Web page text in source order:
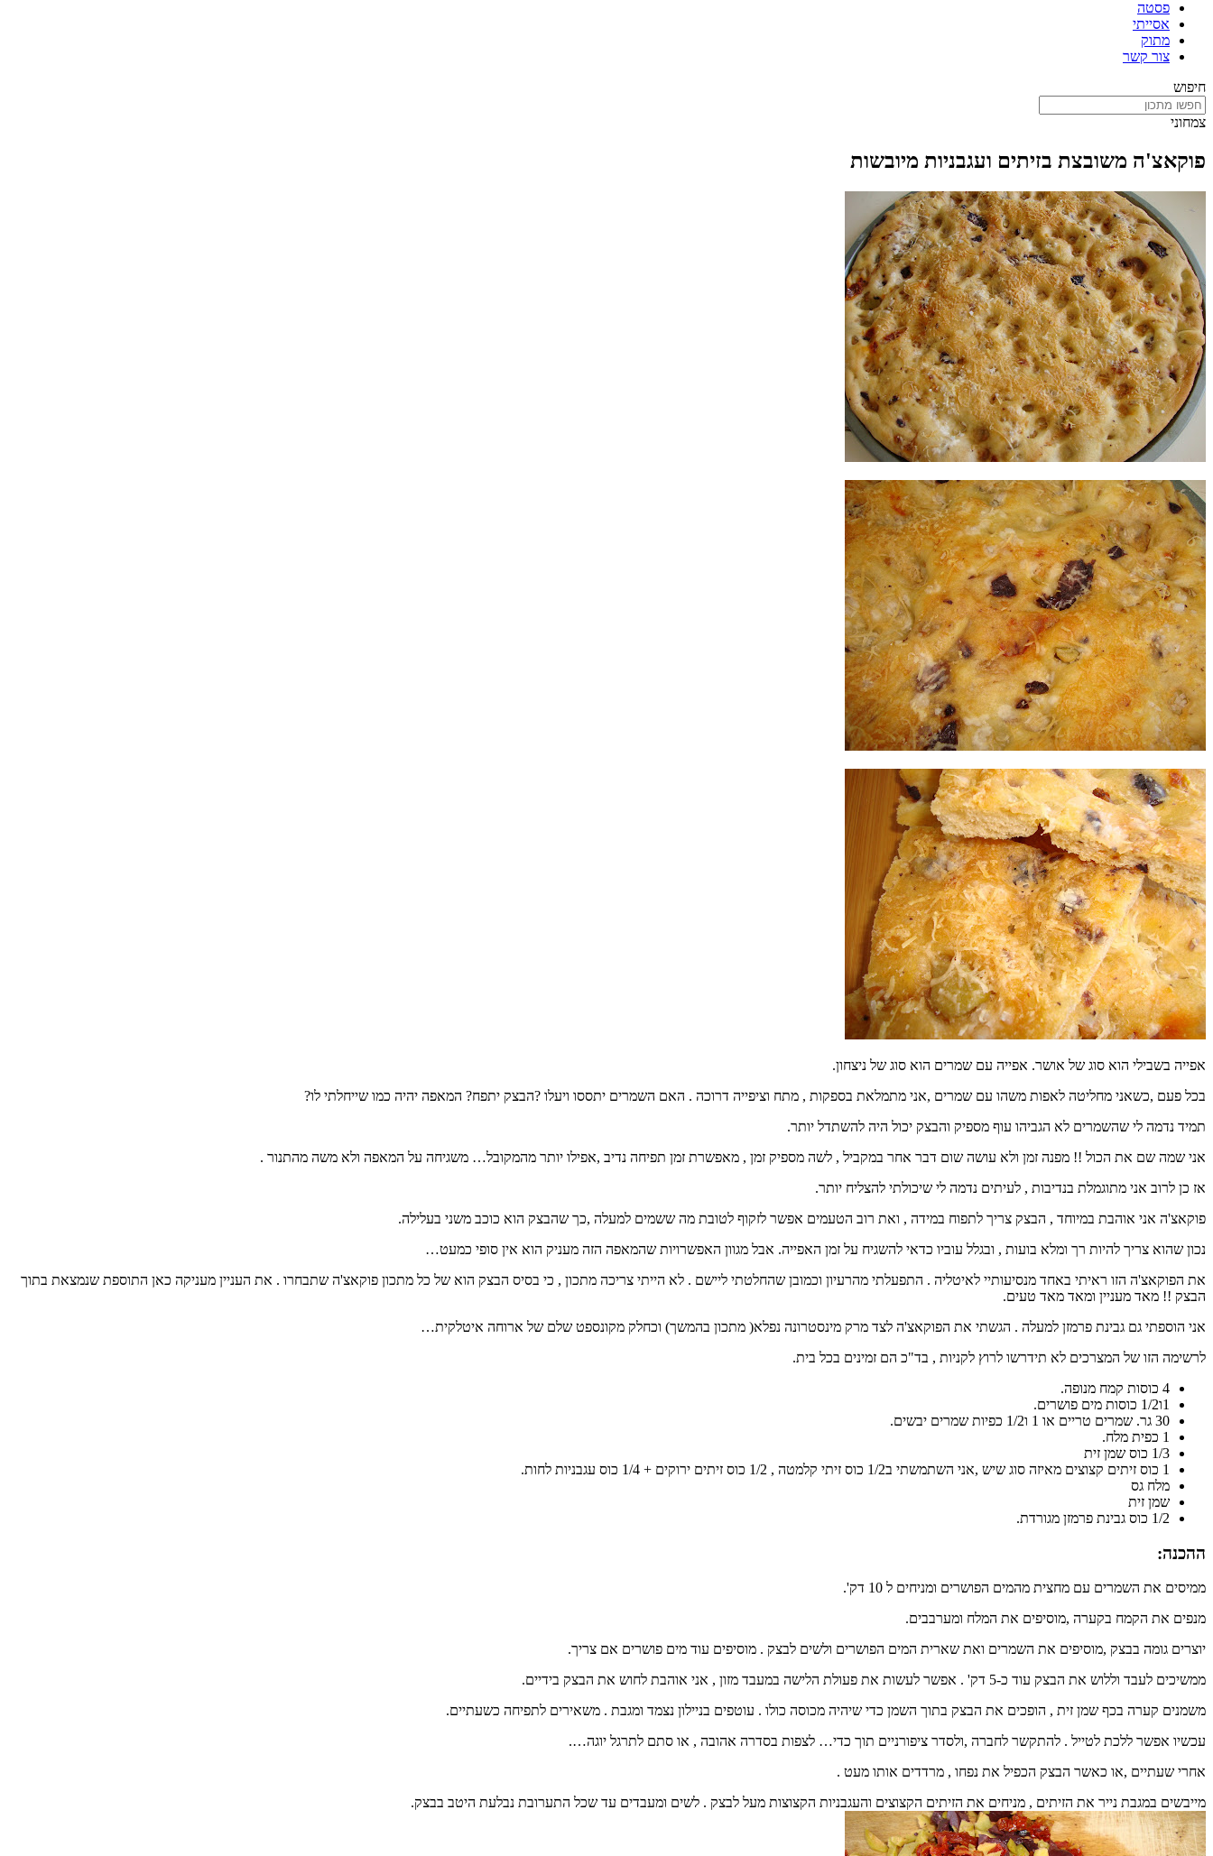
פסטה
אסייתי
מתוק
צור קשר
חיפוש
צמחוני
פוקאצ'ה משובצת בזיתים ועגבניות מיובשות
אפייה בשבילי הוא סוג של אושר. אפייה עם שמרים הוא סוג של ניצחון.
בכל פעם ,כשאני מחליטה לאפות משהו עם שמרים ,אני מתמלאת בספקות , מתח וציפייה דרוכה . האם השמרים יתססו ויעלו ?הבצק יתפח? המאפה יהיה כמו שייחלתי לו?
תמיד נדמה לי שהשמרים לא הגביהו עוף מספיק והבצק יכול היה להשתדל יותר.
אני שמה שם את הכול !! מפנה זמן ולא עושה שום דבר אחר במקביל , לשה מספיק זמן , מאפשרת זמן תפיחה נדיב ,אפילו יותר מהמקובל… משגיחה על המאפה ולא משה מהתנור .
אז כן לרוב אני מתוגמלת בנדיבות , לעיתים נדמה לי שיכולתי להצליח יותר.
פוקאצ'ה אני אוהבת במיוחד , הבצק צריך לתפוח במידה , ואת רוב הטעמים אפשר לזקוף לטובת מה ששמים למעלה ,כך שהבצק הוא כוכב משני בעלילה.
נכון שהוא צריך להיות רך ומלא בועות , ובגלל עוביו כדאי להשגיח על זמן האפייה. אבל מגוון האפשרויות שהמאפה הזה מעניק הוא אין סופי כמעט…
את הפוקאצ'ה הזו ראיתי באחד מנסיעותיי לאיטליה . התפעלתי מהרעיון וכמובן שהחלטתי ליישם . לא הייתי צריכה מתכון , כי בסיס הבצק הוא של כל מתכון פוקאצ'ה שתבחרו . את העניין מעניקה כאן התוספת שנמצאת בתוך
הבצק !! מאד מעניין ומאד מאד טעים.
אני הוספתי גם גבינת פרמזן למעלה . הגשתי את הפוקאצ'ה לצד מרק מינסטרונה נפלא( מתכון בהמשך) וכחלק מקונספט שלם של ארוחה איטלקית…
לרשימה הזו של המצרכים לא תידרשו לרוץ לקניות , בד"כ הם זמינים בכל בית.
4 כוסות קמח מנופה.
1ו1/2 כוסות מים פושרים.
30 גר. שמרים טריים או 1 ו1/2 כפיות שמרים יבשים.
1 כפית מלח.
1/3 כוס שמן זית
1 כוס זיתים קצוצים מאיזה סוג שיש ,אני השתמשתי ב1/2 כוס זיתי קלמטה , 1/2 כוס זיתים ירוקים + 1/4 כוס עגבניות לחות.
מלח גס
שמן זית
1/2 כוס גבינת פרמזן מגורדת.
ההכנה:
ממיסים את השמרים עם מחצית מהמים הפושרים ומניחים ל 10 דק'.
מנפים את הקמח בקערה ,מוסיפים את המלח ומערבבים.
יוצרים גומה בבצק ,מוסיפים את השמרים ואת שארית המים הפושרים ולשים לבצק . מוסיפים עוד מים פושרים אם צריך.
ממשיכים לעבד וללוש את הבצק עוד כ-5 דק' . אפשר לעשות את פעולת הלישה במעבד מזון , אני אוהבת לחוש את הבצק בידיים.
משמנים קערה בכף שמן זית , הופכים את הבצק בתוך השמן כדי שיהיה מכוסה כולו . עוטפים בניילון נצמד ומגבת . משאירים לתפיחה כשעתיים.
עכשיו אפשר ללכת לטייל . להתקשר לחברה ,ולסדר ציפורניים תוך כדי… לצפות בסדרה אהובה , או סתם לתרגל יוגה….
אחרי שעתיים ,או כאשר הבצק הכפיל את נפחו , מרדדים אותו מעט .
מייבשים במגבת נייר את הזיתים , מניחים את הזיתים הקצוצים והעגבניות הקצוצות מעל לבצק . לשים ומעבדים עד שכל התערובת נבלעת היטב בבצק.